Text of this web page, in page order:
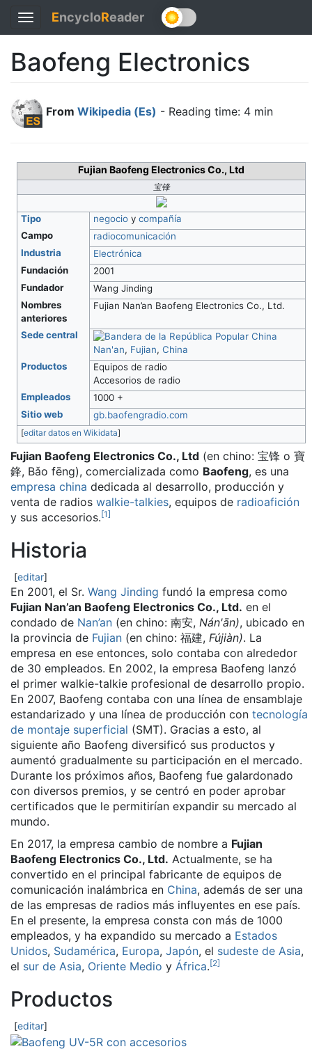
Toggle
navigation
EncycloReader
Baofeng Electronics
From Wikipedia (Es) - Reading time: 4 min
Fujian Baofeng Electronics Co., Ltd
宝锋
Tipo negocio y compañía
Campo
radiocomunicación
Industria
Electrónica
Fundación
2001
Fundador
Wang Jinding
Nombres
anteriores
Fujian Nan’an Baofeng Electronics Co., Ltd.
Sede central
Nan'an, Fujian, China
Productos
Equipos de radio
Accesorios de radio
Empleados
1000 +
Sitio web
gb.baofengradio.com
[editar datos en Wikidata]
Fujian Baofeng Electronics Co., Ltd (en chino: 宝锋 o 寶
鋒, Bǎo fēng), comercializada como Baofeng, es una
empresa china dedicada al desarrollo, producción y
venta de radios walkie-talkies, equipos de radioafición
y sus accesorios.[1]
Historia
[editar]
En 2001, el Sr. Wang Jinding fundó la empresa como
Fujian Nan’an Baofeng Electronics Co., Ltd. en el
condado de Nan’an (en chino: 南安, Nán'ān), ubicado en
la provincia de Fujian (en chino: 福建, Fújiàn). La
empresa en ese entonces, solo contaba con alrededor
de 30 empleados. En 2002, la empresa Baofeng lanzó
el primer walkie-talkie profesional de desarrollo propio.
En 2007, Baofeng contaba con una línea de ensamblaje
estandarizado y una línea de producción con tecnología
de montaje superficial (SMT). Gracias a esto, al
siguiente año Baofeng diversificó sus productos y
aumentó gradualmente su participación en el mercado.
Durante los próximos años, Baofeng fue galardonado
con diversos premios, y se centró en poder aprobar
certificados que le permitirían expandir su mercado al
mundo.
En 2017, la empresa cambio de nombre a Fujian
Baofeng Electronics Co., Ltd. Actualmente, se ha
convertido en el principal fabricante de equipos de
comunicación inalámbrica en China, además de ser una
de las empresas de radios más influyentes en ese país.
En el presente, la empresa consta con más de 1000
empleados, y ha expandido su mercado a Estados
Unidos, Sudamérica, Europa, Japón, el sudeste de Asia,
el sur de Asia, Oriente Medio y África.[2]
Productos
[editar]